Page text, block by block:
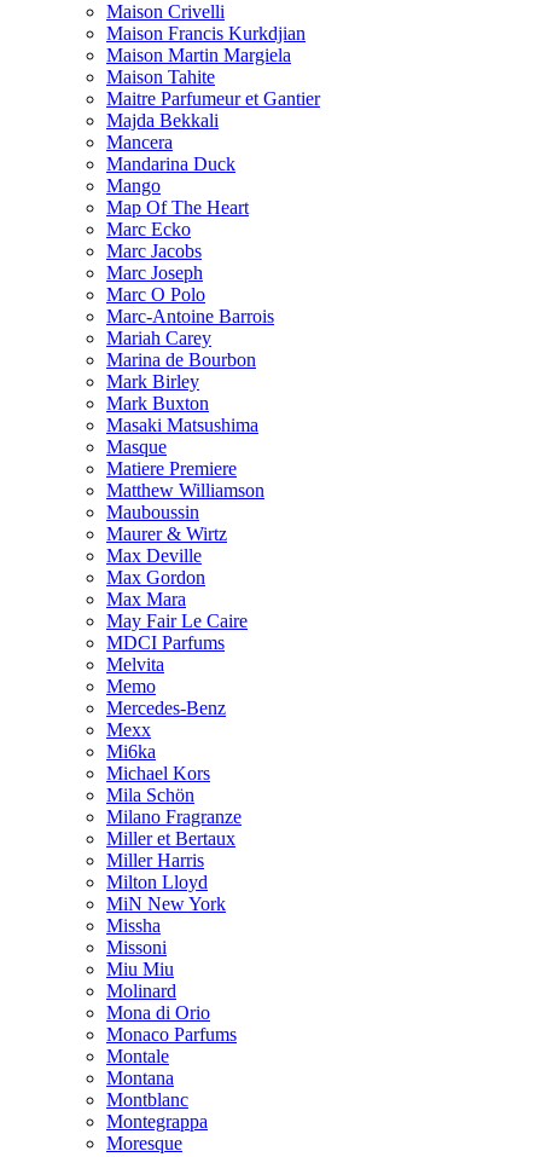
Maison Crivelli
Maison Francis Kurkdjian
Maison Martin Margiela
Maison Tahite
Maitre Parfumeur et Gantier
Majda Bekkali
Mancera
Mandarina Duck
Mango
Map Of The Heart
Marc Ecko
Marc Jacobs
Marc Joseph
Marc O Polo
Marc-Antoine Barrois
Mariah Carey
Marina de Bourbon
Mark Birley
Mark Buxton
Masaki Matsushima
Masque
Matiere Premiere
Matthew Williamson
Mauboussin
Maurer & Wirtz
Max Deville
Max Gordon
Max Mara
May Fair Le Caire
MDCI Parfums
Melvita
Memo
Mercedes-Benz
Mexx
Mi6ka
Michael Kors
Mila Schön
Milano Fragranze
Miller et Bertaux
Miller Harris
Milton Lloyd
MiN New York
Missha
Missoni
Miu Miu
Molinard
Mona di Orio
Monaco Parfums
Montale
Montana
Montblanc
Montegrappa
Moresque